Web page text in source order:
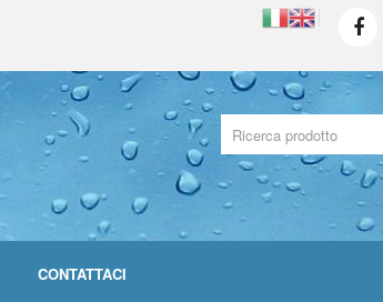
CONTATTACI